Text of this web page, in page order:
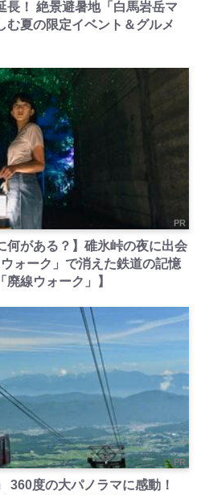
長！ 絶景避暑地「白馬岩岳マ
む夏の限定イベント＆グルメ
PR
何がある？】碓氷峠の夜に出会
ォーク」で消えた鉄道の記憶
線ウォーク」】
PR
360度の大パノラマに感動！